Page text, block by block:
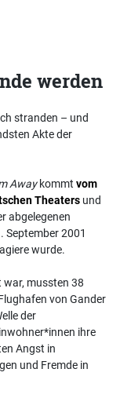
werden
stranden – und
Akte der
Awaykommt vom
Theaters und
abgelegenen
September 2001
wurde.
war, mussten 38
von Gander
der
ihre
Angst in
und Fremde in